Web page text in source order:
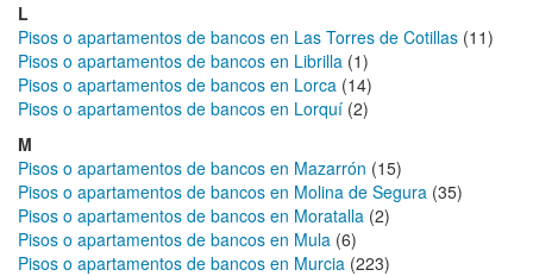
L
Pisos o apartamentos de bancos en Las Torres de Cotillas (11)
Pisos o apartamentos de bancos en Librilla (1)
Pisos o apartamentos de bancos en Lorca (14)
Pisos o apartamentos de bancos en Lorquí (2)
M
Pisos o apartamentos de bancos en Mazarrón (15)
Pisos o apartamentos de bancos en Molina de Segura (35)
Pisos o apartamentos de bancos en Moratalla (2)
Pisos o apartamentos de bancos en Mula (6)
Pisos o apartamentos de bancos en Murcia (223)